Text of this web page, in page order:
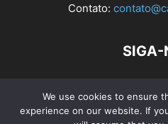
Contato:
SIGA-
Av. Rio Branco, nº 404, Sala
We use cookies to ensure
experience on our website. If